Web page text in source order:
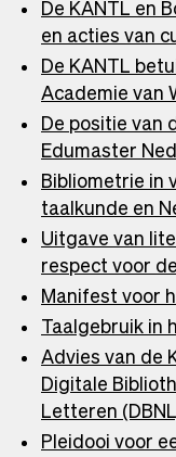
De KANTL en
en acties van
De KANTL
Academie van
De positie van
Edumaster
Bibliometrie in
taalkunde en
Uitgave van
respect voor
Manifest voor
Taalgebruik in
Advies van de
Digitale
Letteren
Pleidooi voor